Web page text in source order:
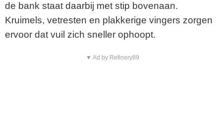
de bank staat daarbij met stip bovenaan.
Kruimels, vetresten en plakkerige vingers zorgen
ervoor dat vuil zich sneller ophoopt.
▼ Ad by Refinery89